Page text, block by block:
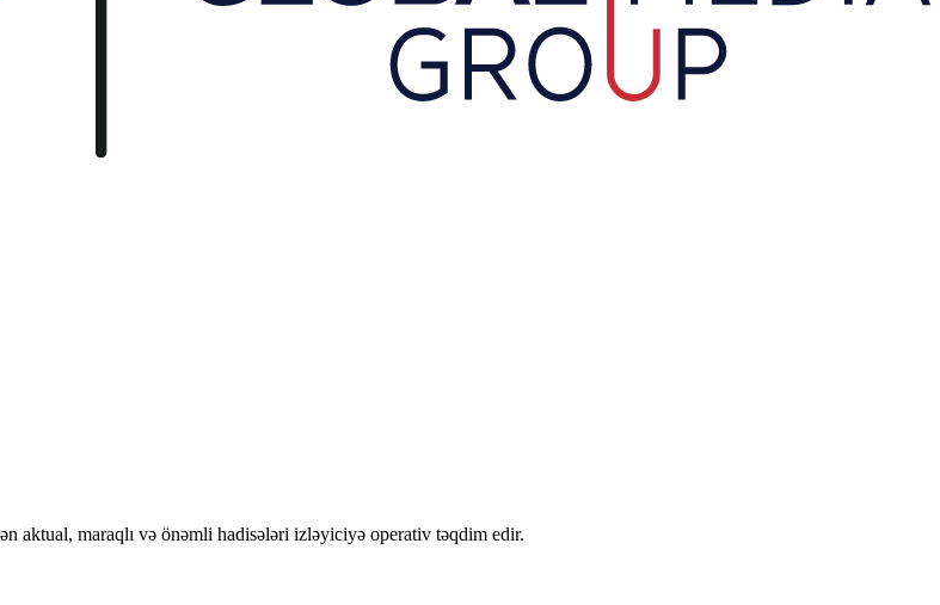
aktual, maraqlı və önəmli hadisələri izləyiciyə operativ təqdim edir.